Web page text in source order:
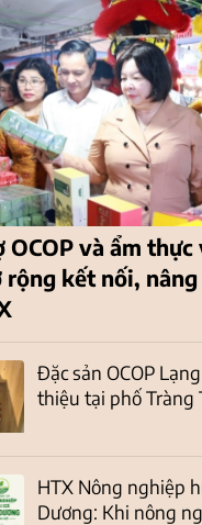
OCOP và ẩm
rộng kết nối,
Đặc sản OCOP
thiệu tại phố Tràng
HTX Nông nghiệp
Dương: Khi nông